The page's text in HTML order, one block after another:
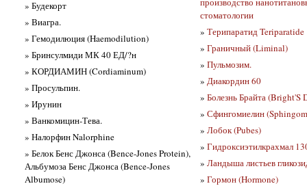
» Будекорт
» Виагра.
» Гемодилюция (Haemodilution)
» Бринсулмиди МК 40 ЕД/?н
» КОРДИАМИН (Cordiaminum)
» Просульпин.
» Ирунин
» Ванкомицин-Тева.
» Налорфин Nalorphine
» Белок Бенс Джонса (Bence-Jones Protein),
Альбумоза Бенс Джонса (Bence-Jones
Albumose)
стоматологии
» Терипаратид Teriparatide
» Граничный (Liminal)
» Пульмозим.
» Диакордин 60
» Болезнь Брайта (Bright'S
» Сфингомиелин
» Лобок (Pubes)
» Гидроксиэтилкрахмал
» Ландыша листьев
» Гормон (Hormone)